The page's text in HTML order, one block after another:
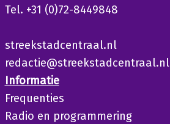
Tel. +31 (0)72-8449848
streekstadcentraal.nl
redactie@streekstadcentraal.nl
Informatie
Frequenties
Radio en programmering